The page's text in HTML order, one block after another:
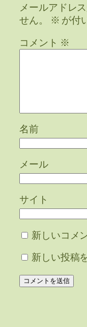
メールアドレ
せん。
※ が付
コメント ※
名前
メール
サイト
新しいコメ
新しい投稿